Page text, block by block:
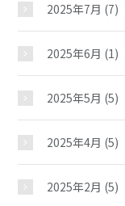
2025年7月 (7)
2025年6月 (1)
2025年5月 (5)
2025年4月 (5)
2025年2月 (5)